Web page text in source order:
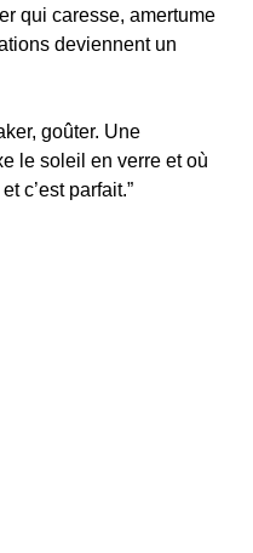
qui caresse, amertume
deviennent un
goûter. Une
le soleil en verre et où
c’est parfait.”